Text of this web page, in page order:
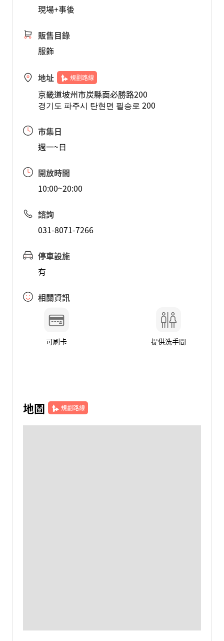
現場+事後
販售目錄
服飾
地址 規劃路線
京畿道坡州市炭縣面必勝路200
경기도 파주시 탄현면 필승로 200
市集日
週一~日
開放時間
10:00~20:00
諮詢
031-8071-7266
停車設施
有
相關資訊
可刷卡 提供洗手間
地圖 規劃路線